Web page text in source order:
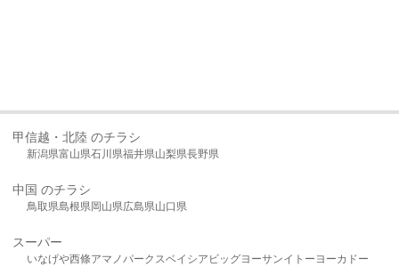
甲信越・北陸 のチラシ
新潟県富山県石川県福井県山梨県長野県
中国 のチラシ
鳥取県島根県岡山県広島県山口県
スーパー
いなげや西條アマノパークスベイシア ビッグヨーサンイトーヨーカドー